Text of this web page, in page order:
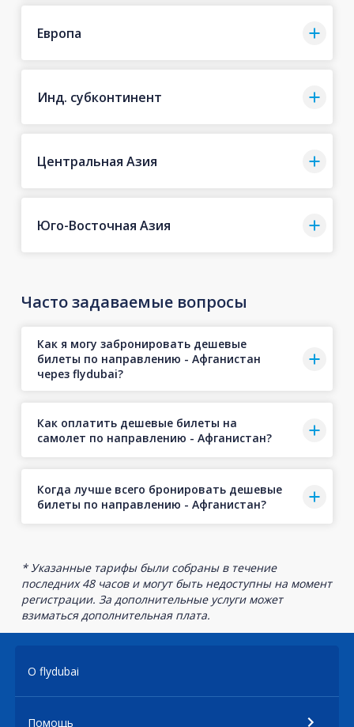
Европа
Инд. субконтинент
Центральная Азия
Юго-Восточная Азия
Часто задаваемые вопросы
Как я могу забронировать дешевые
билеты по направлению - Афганистан
через flydubai?
Как оплатить дешевые билеты на
самолет по направлению - Афганистан?
Когда лучше всего бронировать дешевые
билеты по направлению - Афганистан?
* Указанные тарифы были собраны в течение
последних 48 часов и могут быть недоступны на момент
регистрации. За дополнительные услуги может
взиматься дополнительная плата.
О flydubai
Помощь